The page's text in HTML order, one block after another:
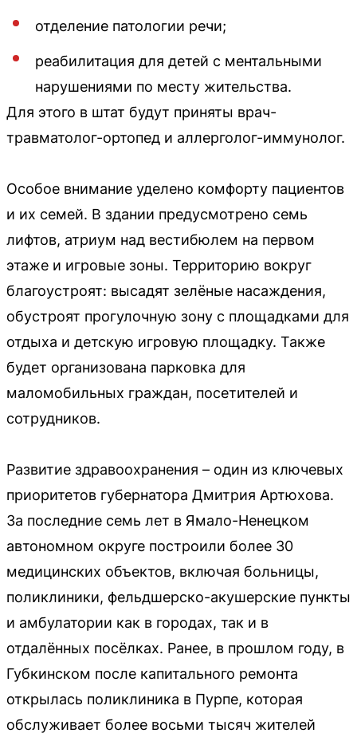
отделение патологии речи;
реабилитация для детей с ментальными
нарушениями по месту жительства.
Для этого в штат будут приняты врач-
травматолог-ортопед и аллерголог-иммунолог.
Особое внимание уделено комфорту пациентов
и их семей. В здании предусмотрено семь
лифтов, атриум над вестибюлем на первом
этаже и игровые зоны. Территорию вокруг
благоустроят: высадят зелёные насаждения,
обустроят прогулочную зону с площадками для
отдыха и детскую игровую площадку. Также
будет организована парковка для
маломобильных граждан, посетителей и
сотрудников.
Развитие здравоохранения – один из ключевых
приоритетов губернатора Дмитрия Артюхова.
За последние семь лет в Ямало-Ненецком
автономном округе построили более 30
медицинских объектов, включая больницы,
поликлиники, фельдшерско-акушерские пункты
и амбулатории как в городах, так и в
отдалённых посёлках. Ранее, в прошлом году, в
Губкинском после капитального ремонта
открылась поликлиника в Пурпе, которая
обслуживает более восьми тысяч жителей